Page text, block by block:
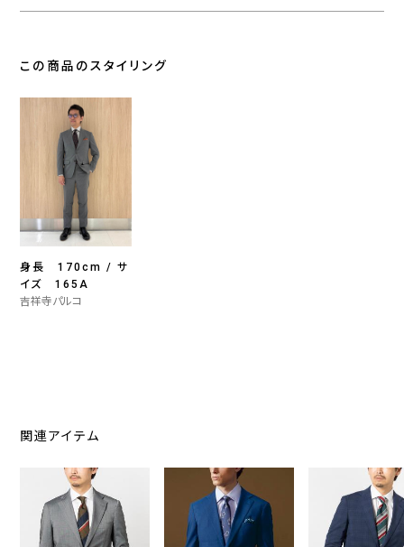
この商品のスタイリング
身長 170cm / サ
イズ 165A
吉祥寺パルコ
関連アイテム